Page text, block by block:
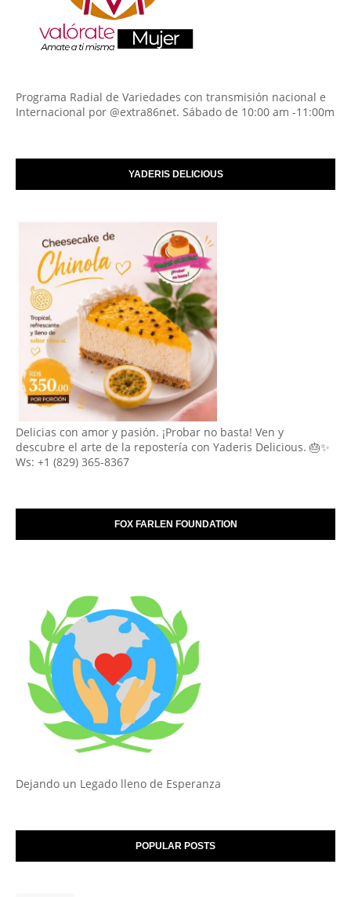
Programa Radial de Variedades con transmisión nacional e
Internacional por @extra86net. Sábado de 10:00 am -11:00m
YADERIS DELICIOUS
Delicias con amor y pasión. ¡Probar no basta! Ven y
descubre el arte de la repostería con Yaderis Delicious. 🎂✨
Ws: +1 (829) 365-8367
FOX FARLEN FOUNDATION
Dejando un Legado lleno de Esperanza
POPULAR POSTS